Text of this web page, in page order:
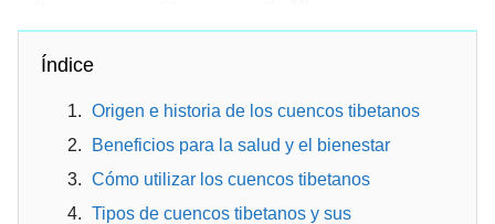
Índice
Origen e historia de los cuencos tibetanos
Beneficios para la salud y el bienestar
Cómo utilizar los cuencos tibetanos
Tipos de cuencos tibetanos y sus